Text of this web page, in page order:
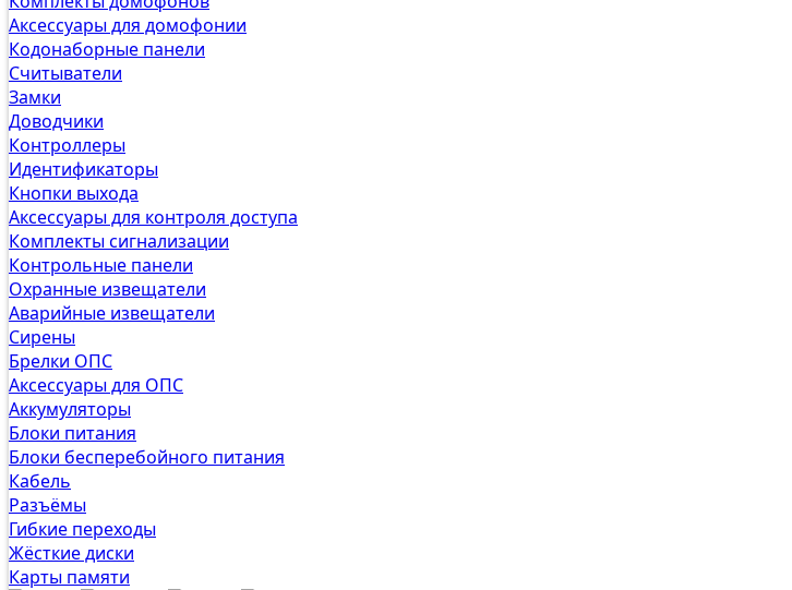
Аксессуары для домофонии
Кодонаборные панели
Считыватели
Замки
Доводчики
Контроллеры
Идентификаторы
Кнопки выхода
Аксессуары для контроля доступа
Комплекты сигнализации
Контрольные панели
Охранные извещатели
Аварийные извещатели
Сирены
Брелки ОПС
Аксессуары для ОПС
Аккумуляторы
Блоки питания
Блоки бесперебойного питания
Кабель
Разъёмы
Гибкие переходы
Жёсткие диски
Карты памяти